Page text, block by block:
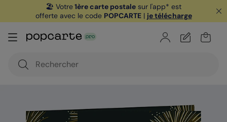
🏖️ Votre1ère carte postale sur l'app* est
offerte avec le code POPCARTE| je télécharge